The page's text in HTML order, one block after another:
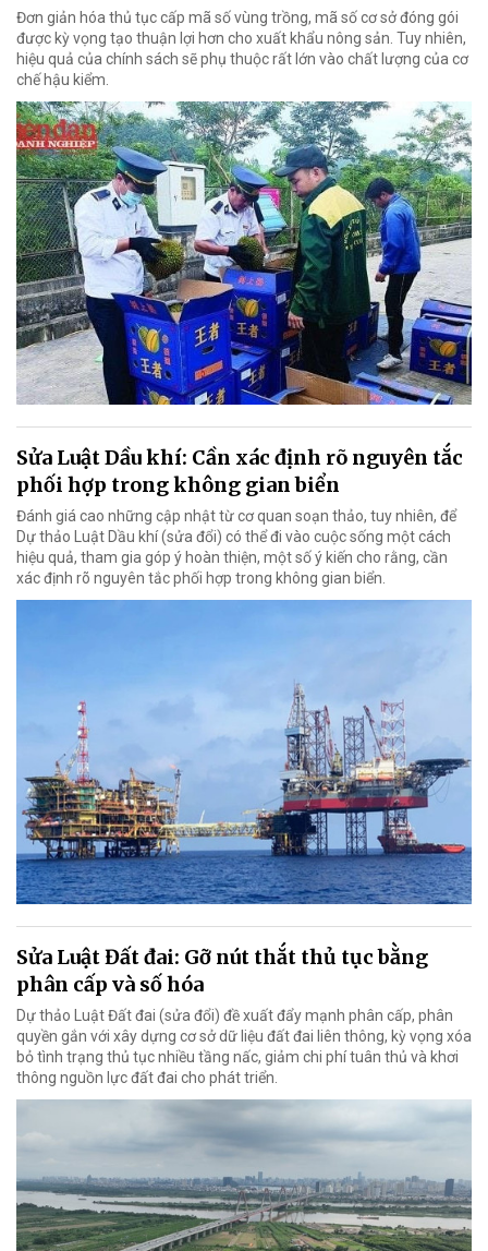
Đơn giản hóa thủ tục cấp mã số vùng trồng, mã số cơ sở đóng gói
được kỳ vọng tạo thuận lợi hơn cho xuất khẩu nông sản. Tuy nhiên,
hiệu quả của chính sách sẽ phụ thuộc rất lớn vào chất lượng của cơ
chế hậu kiểm.
Sửa Luật Dầu khí: Cần xác định rõ nguyên tắc
phối hợp trong không gian biển
Đánh giá cao những cập nhật từ cơ quan soạn thảo, tuy nhiên, để
Dự thảo Luật Dầu khí (sửa đổi) có thể đi vào cuộc sống một cách
hiệu quả, tham gia góp ý hoàn thiện, một số ý kiến cho rằng, cần
xác định rõ nguyên tắc phối hợp trong không gian biển.
Sửa Luật Đất đai: Gỡ nút thắt thủ tục bằng
phân cấp và số hóa
Dự thảo Luật Đất đai (sửa đổi) đề xuất đẩy mạnh phân cấp, phân
quyền gắn với xây dựng cơ sở dữ liệu đất đai liên thông, kỳ vọng xóa
bỏ tình trạng thủ tục nhiều tầng nấc, giảm chi phí tuân thủ và khơi
thông nguồn lực đất đai cho phát triển.